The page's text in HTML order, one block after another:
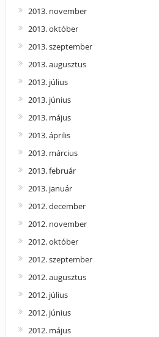
2013. november
2013. október
2013. szeptember
2013. augusztus
2013. július
2013. június
2013. május
2013. április
2013. március
2013. február
2013. január
2012. december
2012. november
2012. október
2012. szeptember
2012. augusztus
2012. július
2012. június
2012. május